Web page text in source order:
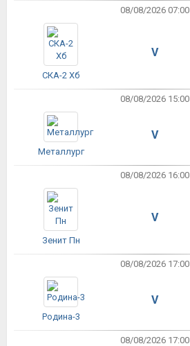
08/08/2026 07:00
СКА-2 Хб
V
08/08/2026 15:00
Металлург
V
08/08/2026 16:00
Зенит Пн
V
08/08/2026 17:00
Родина-3
V
08/08/2026 17:00